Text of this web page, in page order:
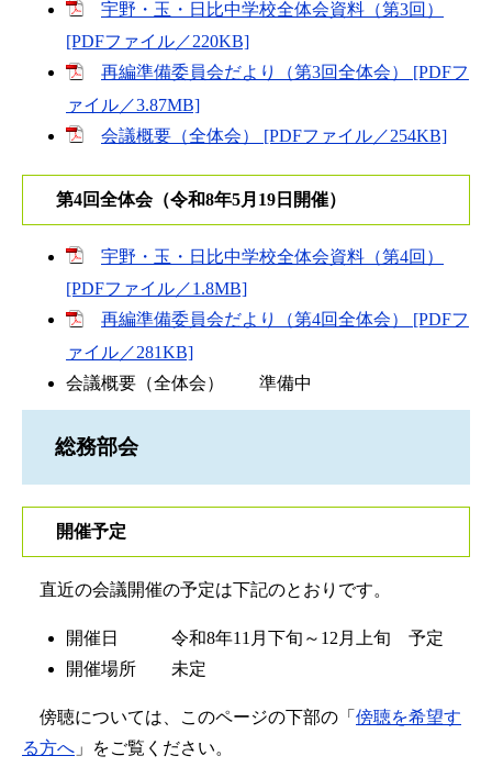
宇野・玉・日比中学校全体会資料（第3回）
[PDFファイル／220KB]
再編準備委員会だより（第3回全体会） [PDFフ
ァイル／3.87MB]
会議概要（全体会） [PDFファイル／254KB]
第4回全体会（令和8年5月19日開催）
宇野・玉・日比中学校全体会資料（第4回）
[PDFファイル／1.8MB]
再編準備委員会だより（第4回全体会） [PDFフ
ァイル／281KB]
会議概要（全体会） 準備中
総務部会
開催予定
直近の会議開催の予定は下記のとおりです。
開催日 令和8年11月下旬～12月上旬 予定
開催場所 未定
傍聴については、このページの下部の「 傍聴を希望す
る方へ 」をご覧ください。​